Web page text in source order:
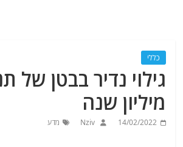
כללי
מיליון שנה
14/02/2022
Nziv מדע